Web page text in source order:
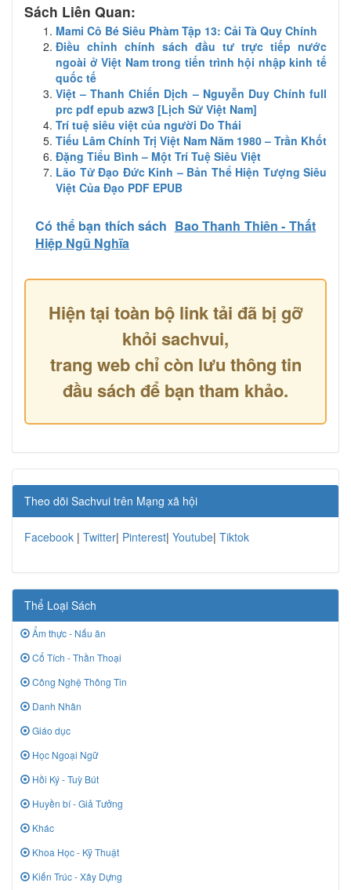
Sách Liên Quan:
Mami Cô Bé Siêu Phàm Tập 13: Cải Tà Quy Chính
Điều chỉnh chính sách đầu tư trực tiếp nước
ngoài ở Việt Nam trong tiến trình hội nhập kinh tế
quốc tế
Việt – Thanh Chiến Dịch – Nguyễn Duy Chính full
prc pdf epub azw3 [Lịch Sử Việt Nam]
Trí tuệ siêu việt của người Do Thái
Tiếu Lâm Chính Trị Việt Nam Năm 1980 – Trần Khốt
Đặng Tiểu Bình – Một Trí Tuệ Siêu Việt
Lão Tử Đạo Đức Kinh – Bản Thể Hiện Tượng Siêu
Việt Của Đạo PDF EPUB
Có thể bạn thích sách Bao Thanh Thiên - Thất
Hiệp Ngũ Nghĩa
Hiện tại toàn bộ link tải đã bị gỡ
khỏi sachvui,
trang web chỉ còn lưu thông tin
đầu sách để bạn tham khảo.
Theo dõi Sachvui trên Mạng xã hội
Facebook | Twitter| Pinterest| Youtube| Tiktok
Thể Loại Sách
Ẩm thực - Nấu ăn
Cổ Tích - Thần Thoại
Công Nghệ Thông Tin
Danh Nhân
Giáo dục
Học Ngoại Ngữ
Hồi Ký - Tuỳ Bút
Huyền bí - Giả Tưởng
Khác
Khoa Học - Kỹ Thuật
Kiến Trúc - Xây Dựng